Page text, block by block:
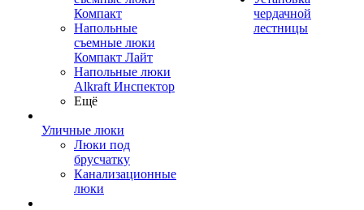
Компакт
Напольные
съемные люки
Компакт Лайт
Напольные люки
Alkraft Инспектор
Ещё
Уличные люки
Люки под
брусчатку
Канализационные
люки
чердачной
лестницы